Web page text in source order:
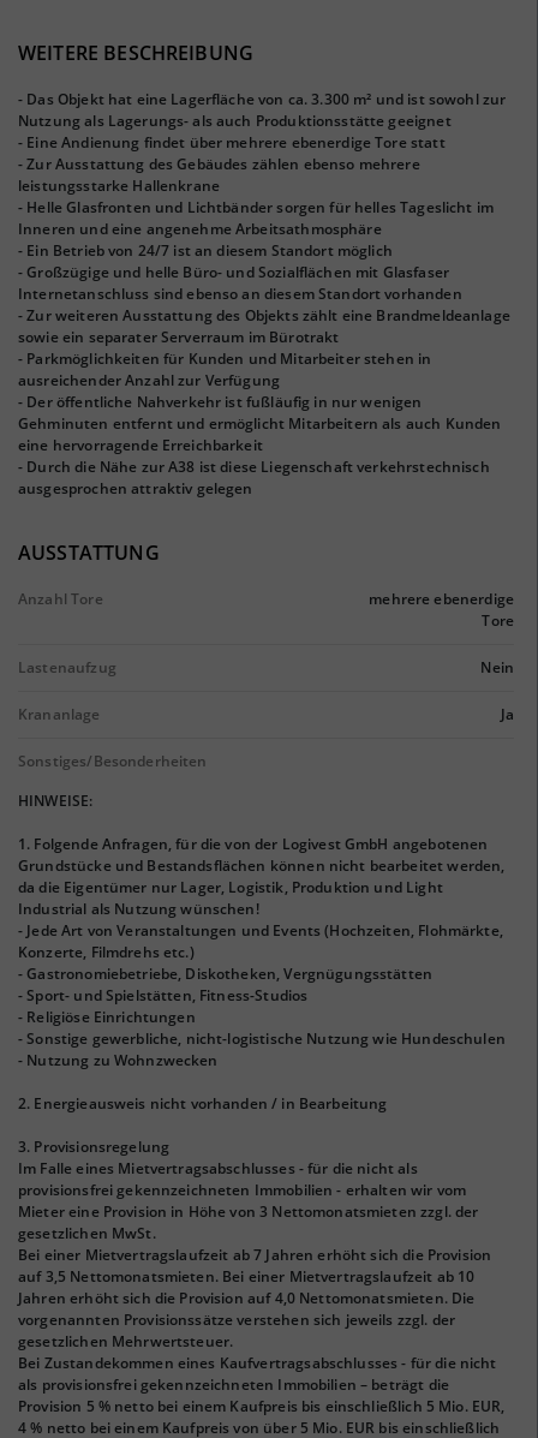
WEITERE BESCHREIBUNG
- Das Objekt hat eine Lagerfläche von ca. 3.300 m² und ist sowohl zur
Nutzung als Lagerungs- als auch Produktionsstätte geeignet
- Eine Andienung findet über mehrere ebenerdige Tore statt
- Zur Ausstattung des Gebäudes zählen ebenso mehrere
leistungsstarke Hallenkrane
- Helle Glasfronten und Lichtbänder sorgen für helles Tageslicht im
Inneren und eine angenehme Arbeitsathmosphäre
- Ein Betrieb von 24/7 ist an diesem Standort möglich
- Großzügige und helle Büro- und Sozialflächen mit Glasfaser
Internetanschluss sind ebenso an diesem Standort vorhanden
- Zur weiteren Ausstattung des Objekts zählt eine Brandmeldeanlage
sowie ein separater Serverraum im Bürotrakt
- Parkmöglichkeiten für Kunden und Mitarbeiter stehen in
ausreichender Anzahl zur Verfügung
- Der öffentliche Nahverkehr ist fußläufig in nur wenigen
Gehminuten entfernt und ermöglicht Mitarbeitern als auch Kunden
eine hervorragende Erreichbarkeit
- Durch die Nähe zur A38 ist diese Liegenschaft verkehrstechnisch
ausgesprochen attraktiv gelegen
AUSSTATTUNG
Anzahl Tore
mehrere ebenerdige
Tore
Lastenaufzug Nein
Krananlage Ja
Sonstiges/Besonderheiten
HINWEISE:
1. Folgende Anfragen, für die von der Logivest GmbH angebotenen
Grundstücke und Bestandsflächen können nicht bearbeitet werden,
da die Eigentümer nur Lager, Logistik, Produktion und Light
Industrial als Nutzung wünschen!
- Jede Art von Veranstaltungen und Events (Hochzeiten, Flohmärkte,
Konzerte, Filmdrehs etc.)
- Gastronomiebetriebe, Diskotheken, Vergnügungsstätten
- Sport- und Spielstätten, Fitness-Studios
- Religiöse Einrichtungen
- Sonstige gewerbliche, nicht-logistische Nutzung wie Hundeschulen
- Nutzung zu Wohnzwecken
2. Energieausweis nicht vorhanden / in Bearbeitung
3. Provisionsregelung
Im Falle eines Mietvertragsabschlusses - für die nicht als
provisionsfrei gekennzeichneten Immobilien - erhalten wir vom
Mieter eine Provision in Höhe von 3 Nettomonatsmieten zzgl. der
gesetzlichen MwSt.
Bei einer Mietvertragslaufzeit ab 7 Jahren erhöht sich die Provision
auf 3,5 Nettomonatsmieten. Bei einer Mietvertragslaufzeit ab 10
Jahren erhöht sich die Provision auf 4,0 Nettomonatsmieten. Die
vorgenannten Provisionssätze verstehen sich jeweils zzgl. der
gesetzlichen Mehrwertsteuer.
Bei Zustandekommen eines Kaufvertragsabschlusses - für die nicht
als provisionsfrei gekennzeichneten Immobilien – beträgt die
Provision 5 % netto bei einem Kaufpreis bis einschließlich 5 Mio. EUR,
4 % netto bei einem Kaufpreis von über 5 Mio. EUR bis einschließlich